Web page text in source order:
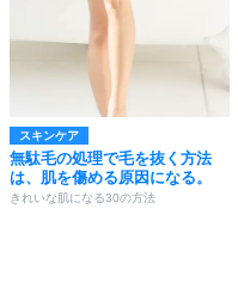
スキンケア
無駄毛の処理で毛を抜く方法
は、肌を傷める原因になる。
きれいな肌になる30の方法